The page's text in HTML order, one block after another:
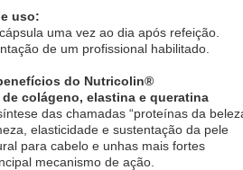
uso:
uma vez ao dia após refeição.
de um profissional habilitado.
do Nutricolin®
de colágeno, elastina e queratina
das chamadas “proteínas da
elasticidade e sustentação da pele
para cabelo e unhas mais fortes
mecanismo de ação.